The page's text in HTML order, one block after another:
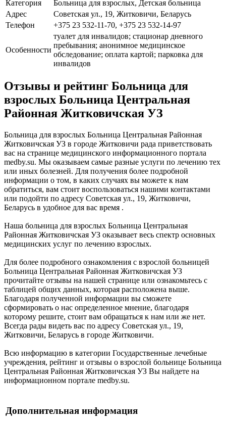
Категория
Больница для взрослых, Детская больница
Адрес
Советская ул., 19, Житковичи, Беларусь
Телефон
+375 23 532-11-70, +375 23 532-14-97
Особенности
туалет для инвалидов; стационар дневного
пребывания; анонимное медицинское
обследование; оплата картой; парковка для
инвалидов
Отзывы и рейтинг Больница для
взрослых Больница Центральная
Районная Житковичская УЗ
Больница для взрослых Больница Центральная Районная
Житковичская УЗ в городе Житковичи рада приветствовать
вас на странице медицинского информационного портала
medby.su. Мы оказываем самые разные услуги по лечению тех
или иных болезней. Для получения более подробной
информации о том, в каких случаях вы можете к нам
обратиться, вам стоит воспользоваться нашими контактами
или подойти по адресу Советская ул., 19, Житковичи,
Беларусь в удобное для вас время .
Наша больница для взрослых Больница Центральная
Районная Житковичская УЗ оказывает весь спектр основных
медицинских услуг по лечению взрослых.
Для более подробного ознакомления с взрослой больницей
Больница Центральная Районная Житковичская УЗ
прочитайте отзывы на нашей странице или ознакомьтесь с
таблицей общих данных, которая расположена выше.
Благодаря полученной информации вы сможете
сформировать о нас определенное мнение, благодаря
которому решите, стоит вам обращаться к нам или же нет.
Всегда рады видеть вас по адресу Советская ул., 19,
Житковичи, Беларусь в городе Житковичи.
Всю информацию в категории Государственные лечебные
учреждения, рейтинг и отзывы о взрослой больнице Больница
Центральная Районная Житковичская УЗ Вы найдете на
информационном портале medby.su.
Дополнительная информация